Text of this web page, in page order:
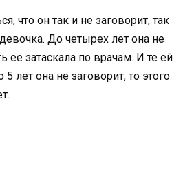
что он так и не заговорит, так
До четырех лет она не
ее затаскала по врачам. И те ей
5 лет она не заговорит, то этого